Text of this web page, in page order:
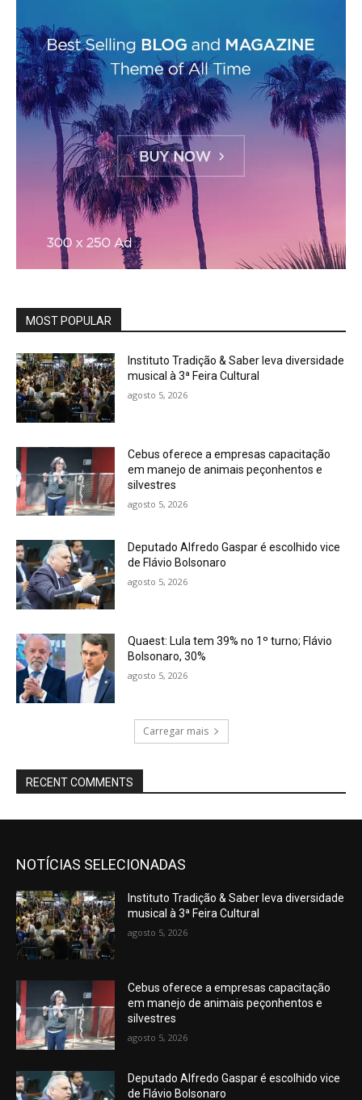
MOST POPULAR
Instituto Tradição & Saber leva diversidade
musical à 3ª Feira Cultural
agosto 5, 2026
Cebus oferece a empresas capacitação
em manejo de animais peçonhentos e
silvestres
agosto 5, 2026
Deputado Alfredo Gaspar é escolhido vice
de Flávio Bolsonaro
agosto 5, 2026
Quaest: Lula tem 39% no 1º turno; Flávio
Bolsonaro, 30%
agosto 5, 2026
Carregar mais
RECENT COMMENTS
NOTÍCIAS SELECIONADAS
Instituto Tradição & Saber leva diversidade
musical à 3ª Feira Cultural
agosto 5, 2026
Cebus oferece a empresas capacitação
em manejo de animais peçonhentos e
silvestres
agosto 5, 2026
Deputado Alfredo Gaspar é escolhido vice
de Flávio Bolsonaro